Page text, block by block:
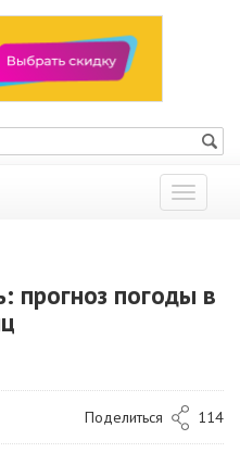
Показать
меню
прогноз погоды в
Поделиться 114